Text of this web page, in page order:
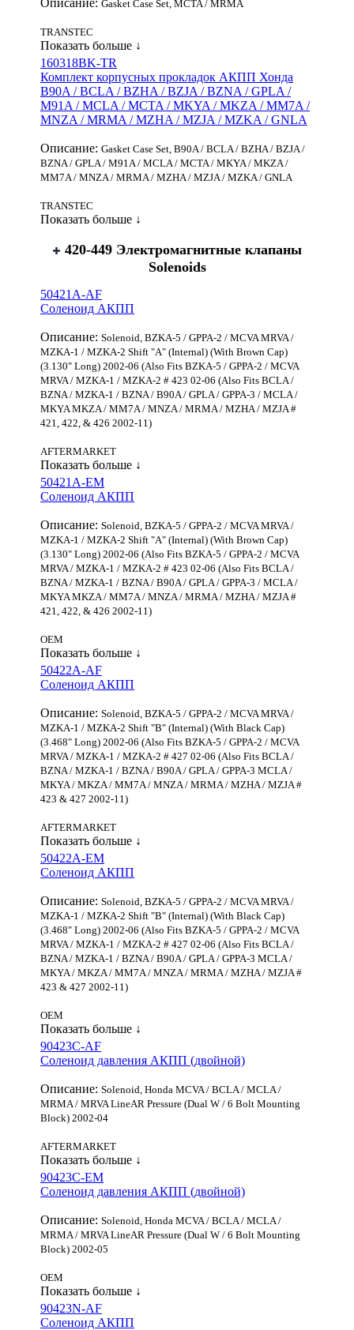
Gasket Case Set, MCTA / MRMA
TRANSTEC
Показать больше ↓
160318BK-TR
Комплект корпусных прокладок АКПП Хонда
B90A / BCLA / BZHA / BZJA / BZNA / GPLA /
M91A / MCLA / MCTA / MKYA / MKZA / MM7A /
MNZA / MRMA / MZHA / MZJA / MZKA / GNLA
Описание: Gasket Case Set, B90A / BCLA / BZHA / BZJA /
BZNA / GPLA / M91A / MCLA / MCTA / MKYA / MKZA /
MM7A / MNZA / MRMA / MZHA / MZJA / MZKA / GNLA
TRANSTEC
Показать больше ↓
420-449 Электромагнитные клапаны
Solenoids
50421A-AF
Соленоид АКПП
Описание: Solenoid, BZKA-5 / GPPA-2 / MCVA MRVA /
MZKA-1 / MZKA-2 Shift "A" (Internal) (With Brown Cap)
(3.130" Long) 2002-06 (Also Fits BZKA-5 / GPPA-2 / MCVA
MRVA / MZKA-1 / MZKA-2 # 423 02-06 (Also Fits BCLA /
BZNA / MZKA-1 / BZNA / B90A / GPLA / GPPA-3 / MCLA /
MKYA MKZA / MM7A / MNZA / MRMA / MZHA / MZJA #
421, 422, & 426 2002-11)
AFTERMARKET
Показать больше ↓
50421A-EM
Соленоид АКПП
Описание: Solenoid, BZKA-5 / GPPA-2 / MCVA MRVA /
MZKA-1 / MZKA-2 Shift "A" (Internal) (With Brown Cap)
(3.130" Long) 2002-06 (Also Fits BZKA-5 / GPPA-2 / MCVA
MRVA / MZKA-1 / MZKA-2 # 423 02-06 (Also Fits BCLA /
BZNA / MZKA-1 / BZNA / B90A / GPLA / GPPA-3 / MCLA /
MKYA MKZA / MM7A / MNZA / MRMA / MZHA / MZJA #
421, 422, & 426 2002-11)
OEM
Показать больше ↓
50422A-AF
Соленоид АКПП
Описание: Solenoid, BZKA-5 / GPPA-2 / MCVA MRVA /
MZKA-1 / MZKA-2 Shift "B" (Internal) (With Black Cap)
(3.468" Long) 2002-06 (Also Fits BZKA-5 / GPPA-2 / MCVA
MRVA / MZKA-1 / MZKA-2 # 427 02-06 (Also Fits BCLA /
BZNA / MZKA-1 / BZNA / B90A / GPLA / GPPA-3 MCLA /
MKYA / MKZA / MM7A / MNZA / MRMA / MZHA / MZJA #
423 & 427 2002-11)
AFTERMARKET
Показать больше ↓
50422A-EM
Соленоид АКПП
Описание: Solenoid, BZKA-5 / GPPA-2 / MCVA MRVA /
MZKA-1 / MZKA-2 Shift "B" (Internal) (With Black Cap)
(3.468" Long) 2002-06 (Also Fits BZKA-5 / GPPA-2 / MCVA
MRVA / MZKA-1 / MZKA-2 # 427 02-06 (Also Fits BCLA /
BZNA / MZKA-1 / BZNA / B90A / GPLA / GPPA-3 MCLA /
MKYA / MKZA / MM7A / MNZA / MRMA / MZHA / MZJA #
423 & 427 2002-11)
OEM
Показать больше ↓
90423C-AF
Соленоид давления АКПП (двойной)
Описание: Solenoid, Honda MCVA / BCLA / MCLA /
MRMA / MRVA LineAR Pressure (Dual W / 6 Bolt Mounting
Block) 2002-04
AFTERMARKET
Показать больше ↓
90423C-EM
Соленоид давления АКПП (двойной)
Описание: Solenoid, Honda MCVA / BCLA / MCLA /
MRMA / MRVA LineAR Pressure (Dual W / 6 Bolt Mounting
Block) 2002-05
OEM
Показать больше ↓
90423N-AF
Соленоид АКПП